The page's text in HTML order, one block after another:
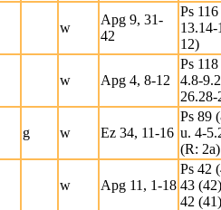
w
Apg 9, 31-
42
Ps
12)
w Apg 4, 8-12
Ps
4.8-
g w Ez 34, 11-16
Ps 89
u. 4-
(R: 2a)
w Apg 11, 1-18
Ps 42
43
42